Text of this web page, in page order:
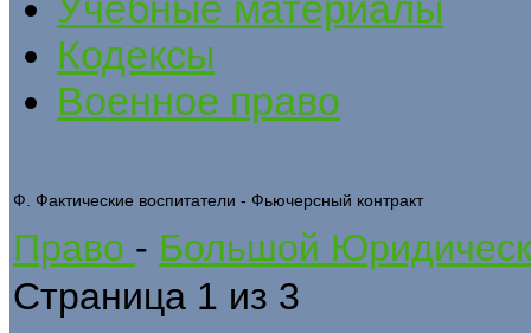
Кодексы
Военное право
Ф. Фактические воспитатели - Фьючерсный контракт
Право - Большой
Страница 1 из 3